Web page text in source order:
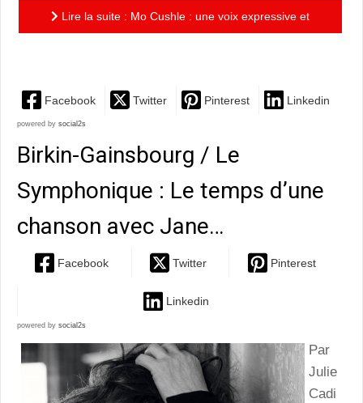
Lire la suite : Mo Cushle : une voix expressive et
Facebook Twitter Pinterest Linkedin
powered by social2s
Birkin-Gainsbourg / Le
Symphonique : Le temps d’une
chanson avec Jane…
Facebook Twitter Pinterest
Linkedin
powered by social2s
Par
Julie
Cadi